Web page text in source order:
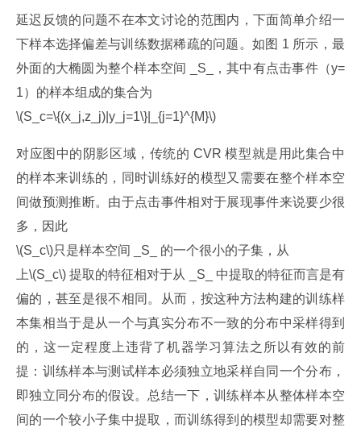
延迟反馈的问题不在本文讨论的范围内，下面简单介绍一
下样本选择偏差与训练数据稀疏的问题。如图 1 所示，最
外面的大椭圆为整个样本空间 _S_，其中有点击事件（y=
1）的样本组成的集合为 ﻿
﻿\(S_c=\{(x_j,z_j)|y_j=1\}|_{j=1}^{M}\)
对应图中的阴影区域，传统的 CVR 模型就是用此集合中
的样本来训练的，同时训练好的模型又需要在整个样本空
间做预测推断。由于点击事件相对于展现事件来说要少很
多，因此﻿
\(S_c\)﻿只是样本空间 _S_ 的一个很小的子集，从﻿
﻿上\(S_c\) 提取的特征相对于从 _S_ 中提取的特征而言是有
偏的，甚至是很不相同。从而，按这种方法构建的训练样
本集相当于是从一个与真实分布不一致的分布中采样得到
的，这一定程度上违背了机器学习算法之所以有效的前
提：训练样本与测试样本必须独立地采样自同一个分布，
即独立同分布的假设。总结一下，训练样本从整体样本空
间的一个较小子集中提取，而训练得到的模型却需要对整